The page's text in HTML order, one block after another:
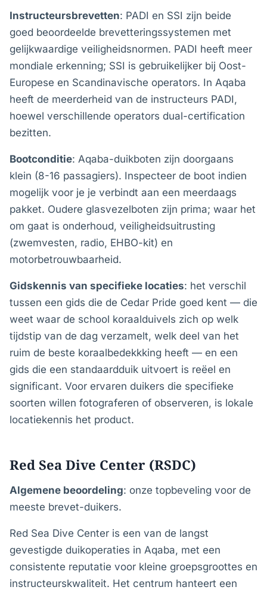
Instructeursbrevetten: PADI en SSI zijn beide
goed beoordeelde brevetteringssystemen met
gelijkwaardige veiligheidsnormen. PADI heeft meer
mondiale erkenning; SSI is gebruikelijker bij Oost-
Europese en Scandinavische operators. In Aqaba
heeft de meerderheid van de instructeurs PADI,
hoewel verschillende operators dual-certification
bezitten.
Bootconditie: Aqaba-duikboten zijn doorgaans
klein (8-16 passagiers). Inspecteer de boot indien
mogelijk voor je je verbindt aan een meerdaags
pakket. Oudere glasvezelboten zijn prima; waar het
om gaat is onderhoud, veiligheidsuitrusting
(zwemvesten, radio, EHBO-kit) en
motorbetrouwbaarheid.
Gidskennis van specifieke locaties: het verschil
tussen een gids die de Cedar Pride goed kent — die
weet waar de school koraalduivels zich op welk
tijdstip van de dag verzamelt, welk deel van het
ruim de beste koraalbedekkking heeft — en een
gids die een standaardduik uitvoert is reëel en
significant. Voor ervaren duikers die specifieke
soorten willen fotograferen of observeren, is lokale
locatiekennis het product.
Red Sea Dive Center (RSDC)
Algemene beoordeling: onze topbeveling voor de
meeste brevet-duikers.
Red Sea Dive Center is een van de langst
gevestigde duikoperaties in Aqaba, met een
consistente reputatie voor kleine groepsgroottes en
instructeurskwaliteit. Het centrum hanteert een